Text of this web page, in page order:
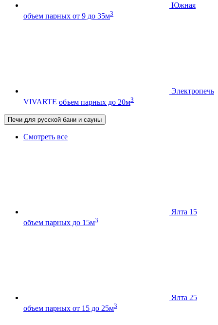
Южная
объем парных от 9 до 35м3
Электропечь
VIVARTE объем парных до 20м3
Печи для русской бани и сауны
Смотреть все
Ялта 15
объем парных до 15м3
Ялта 25
объем парных от 15 до 25м3